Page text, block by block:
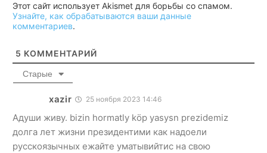
Этот сайт использует Akismet для борьбы со спамом.
Узнайте, как обрабатываются ваши данные
комментариев.
5 КОММЕНТАРИЙ
Старые
xazir 25 ноября 2023 14:46
Адуши живу. bizin hormatly köp yasysn prezidemiz
долга лет жизни президентими как надоели
русскоязычных ежайте уматывийтис на свою